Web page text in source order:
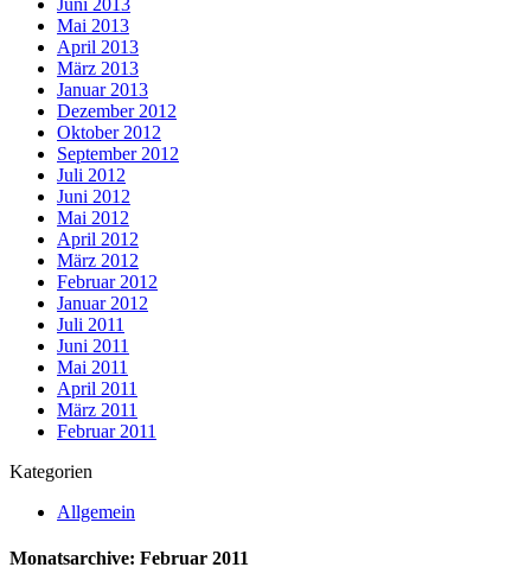
Juni 2013
Mai 2013
April 2013
März 2013
Januar 2013
Dezember 2012
Oktober 2012
September 2012
Juli 2012
Juni 2012
Mai 2012
April 2012
März 2012
Februar 2012
Januar 2012
Juli 2011
Juni 2011
Mai 2011
April 2011
März 2011
Februar 2011
Kategorien
Allgemein
Monatsarchive: Februar 2011